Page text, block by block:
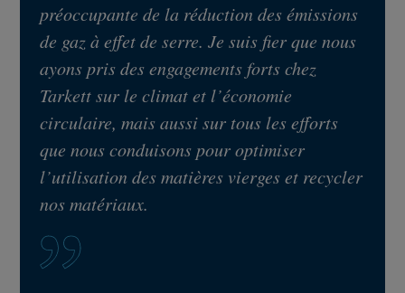
préoccupante de la réduction des émissions
de gaz à effet de serre. Je suis fier que nous
ayons pris des engagements forts chez
Tarkett sur le climat et l’économie
circulaire, mais aussi sur tous les efforts
que nous conduisons pour optimiser
l’utilisation des matières vierges et recycler
nos matériaux.